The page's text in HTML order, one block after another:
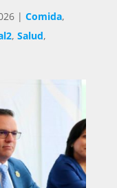
| Comida,
, Salud,